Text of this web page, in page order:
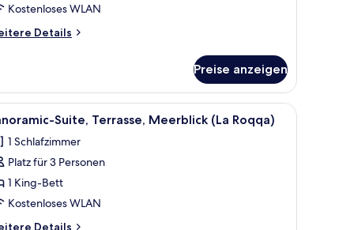
Kostenloses WLAN
Details
Preise anzeigen
Nachttisch.
Balkon mit rotem Sonnenschirm und Blick auf die Stadt.
Ein Hotelzimmer mit Balkon, einem Bett,
8 Suite, Terrasse, Meerblick (La Roqqa)
1 Schlafzimmer
Platz für 3 Personen
1 King-Bett
Kostenloses WLAN
Details